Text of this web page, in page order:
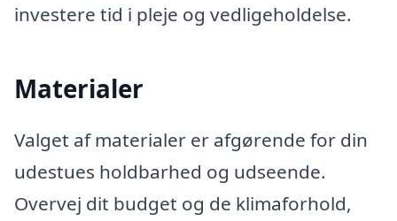
investere tid i pleje og vedligeholdelse.
Materialer
Valget af materialer er afgørende for din
udestues holdbarhed og udseende.
Overvej dit budget og de klimaforhold,